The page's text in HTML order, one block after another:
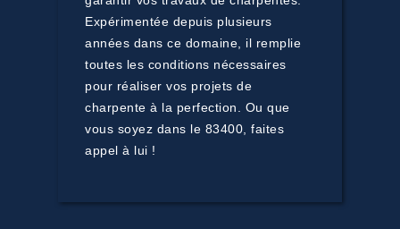
Expérimentée depuis plusieurs
années dans ce domaine, il remplie
toutes les conditions nécessaires
pour réaliser vos projets de
charpente à la perfection. Ou que
vous soyez dans le 83400, faites
appel à lui !